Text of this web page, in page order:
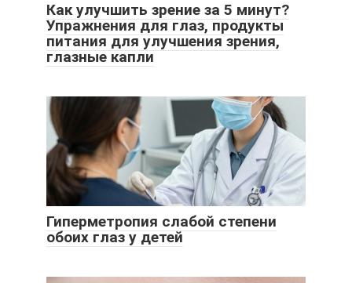
Как улучшить зрение за 5 минут?
Упражнения для глаз, продукты
питания для улучшения зрения,
глазные капли
Гиперметропия слабой степени
обоих глаз у детей